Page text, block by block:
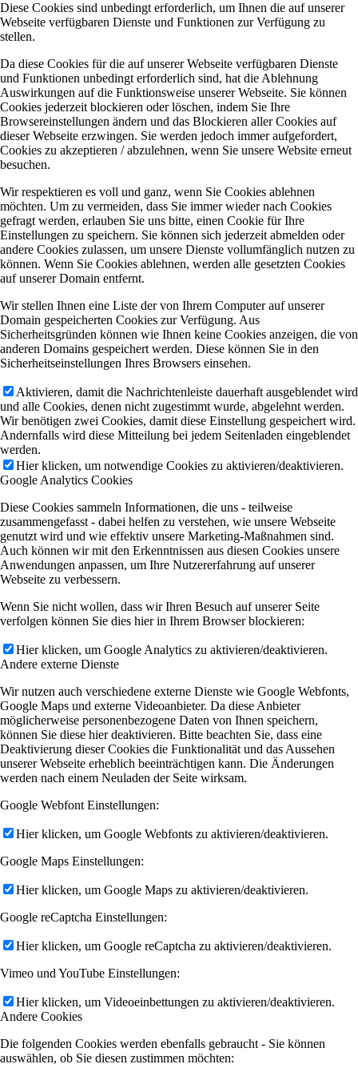
Diese Cookies sind unbedingt erforderlich, um Ihnen die auf unserer
Webseite verfügbaren Dienste und Funktionen zur Verfügung zu
stellen.
Da diese Cookies für die auf unserer Webseite verfügbaren Dienste
und Funktionen unbedingt erforderlich sind, hat die Ablehnung
Auswirkungen auf die Funktionsweise unserer Webseite. Sie können
Cookies jederzeit blockieren oder löschen, indem Sie Ihre
Browsereinstellungen ändern und das Blockieren aller Cookies auf
dieser Webseite erzwingen. Sie werden jedoch immer aufgefordert,
Cookies zu akzeptieren / abzulehnen, wenn Sie unsere Website erneut
besuchen.
Wir respektieren es voll und ganz, wenn Sie Cookies ablehnen
möchten. Um zu vermeiden, dass Sie immer wieder nach Cookies
gefragt werden, erlauben Sie uns bitte, einen Cookie für Ihre
Einstellungen zu speichern. Sie können sich jederzeit abmelden oder
andere Cookies zulassen, um unsere Dienste vollumfänglich nutzen zu
können. Wenn Sie Cookies ablehnen, werden alle gesetzten Cookies
auf unserer Domain entfernt.
Wir stellen Ihnen eine Liste der von Ihrem Computer auf unserer
Domain gespeicherten Cookies zur Verfügung. Aus
Sicherheitsgründen können wie Ihnen keine Cookies anzeigen, die von
anderen Domains gespeichert werden. Diese können Sie in den
Sicherheitseinstellungen Ihres Browsers einsehen.
Aktivieren, damit die Nachrichtenleiste dauerhaft ausgeblendet wird
und alle Cookies, denen nicht zugestimmt wurde, abgelehnt werden.
Wir benötigen zwei Cookies, damit diese Einstellung gespeichert wird.
Andernfalls wird diese Mitteilung bei jedem Seitenladen eingeblendet
werden.
Hier klicken, um notwendige Cookies zu aktivieren/deaktivieren.
Google Analytics Cookies
Diese Cookies sammeln Informationen, die uns - teilweise
zusammengefasst - dabei helfen zu verstehen, wie unsere Webseite
genutzt wird und wie effektiv unsere Marketing-Maßnahmen sind.
Auch können wir mit den Erkenntnissen aus diesen Cookies unsere
Anwendungen anpassen, um Ihre Nutzererfahrung auf unserer
Webseite zu verbessern.
Wenn Sie nicht wollen, dass wir Ihren Besuch auf unserer Seite
verfolgen können Sie dies hier in Ihrem Browser blockieren:
Hier klicken, um Google Analytics zu aktivieren/deaktivieren.
Andere externe Dienste
Wir nutzen auch verschiedene externe Dienste wie Google Webfonts,
Google Maps und externe Videoanbieter. Da diese Anbieter
möglicherweise personenbezogene Daten von Ihnen speichern,
können Sie diese hier deaktivieren. Bitte beachten Sie, dass eine
Deaktivierung dieser Cookies die Funktionalität und das Aussehen
unserer Webseite erheblich beeinträchtigen kann. Die Änderungen
werden nach einem Neuladen der Seite wirksam.
Google Webfont Einstellungen:
Hier klicken, um Google Webfonts zu aktivieren/deaktivieren.
Google Maps Einstellungen:
Hier klicken, um Google Maps zu aktivieren/deaktivieren.
Google reCaptcha Einstellungen:
Hier klicken, um Google reCaptcha zu aktivieren/deaktivieren.
Vimeo und YouTube Einstellungen:
Hier klicken, um Videoeinbettungen zu aktivieren/deaktivieren.
Andere Cookies
Die folgenden Cookies werden ebenfalls gebraucht - Sie können
auswählen, ob Sie diesen zustimmen möchten: